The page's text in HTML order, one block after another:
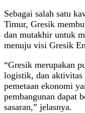
Sebagai salah satu
Timur, Gresik
dan mutakhir untuk
menuju visi Gresik
“Gresik merupakan
logistik, dan
pemetaan ekonomi
pembangunan dapat
sasaran,” jelasnya.